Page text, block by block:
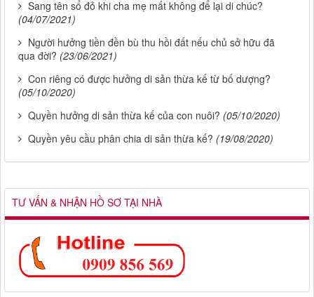
Sang tên sổ đỏ khi cha mẹ mất không để lại di chúc?
(04/07/2021)
Người hưởng tiền đền bù thu hồi đất nếu chủ sở hữu đã
qua đời? (23/06/2021)
Con riêng có được hưởng di sản thừa kế từ bố dượng?
(05/10/2020)
Quyền hưởng di sản thừa kế của con nuôi? (05/10/2020)
Quyền yêu cầu phân chia di sản thừa kế? (19/08/2020)
TƯ VẤN & NHẬN HỒ SƠ TẠI NHÀ